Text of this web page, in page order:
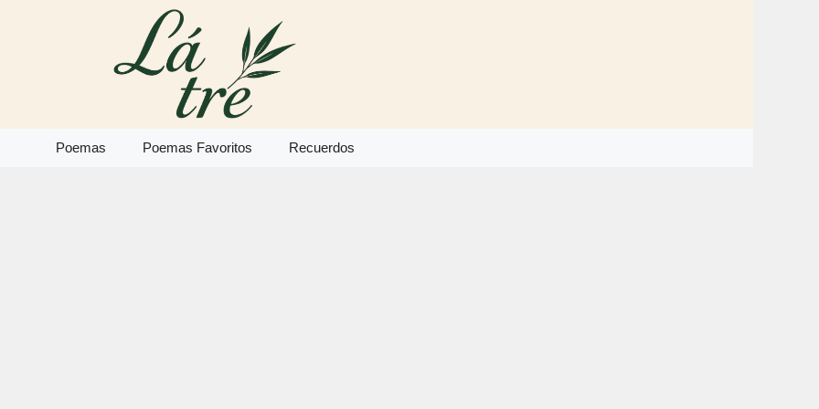
Poemas Poemas Favoritos Recuerdos